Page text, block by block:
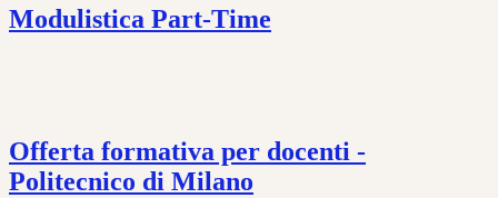
Modulistica Part-Time
Offerta formativa per docenti -
Politecnico di Milano